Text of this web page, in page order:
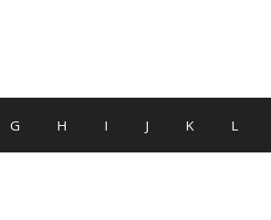
G H I J K L